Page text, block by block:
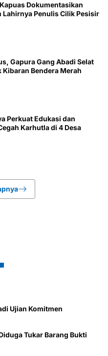
Dokumentasikan
Lahirnya Penulis Cilik Pesisir
Gapura Gang Abadi Selat
Kibaran Bendera Merah
Perkuat Edukasi dan
Karhutla di 4 Desa
Ujian Komitmen
Tukar Barang Bukti